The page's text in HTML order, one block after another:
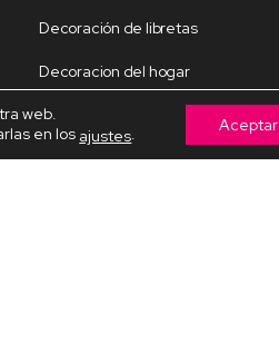
Decoración de libretas
Decoracion del hogar
Decoración Navideña
Fiestas y celebraciones
web.
en los ajustes. Aceptar